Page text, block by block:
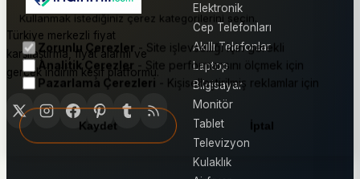
Türkiye merkezli fiyat
karşılaştırma, fiyat alarmı ve
gerçek indirim keşif platformu.
Elektronik
Cep Telefonları
Akıllı Telefonlar
Laptop
Bilgisayar
Monitör
Tablet
Televizyon
Kulaklık
Kullanmak istediğiniz çerez kategorilerini seçin.
Zorunlu Çerezler - Site işlevselliği için gerekli
Analitik Çerezler - Site performansını ölçmek için
Pazarlama Çerezleri - Kişiselleştirilmiş reklamlar için
Kaydet İptal